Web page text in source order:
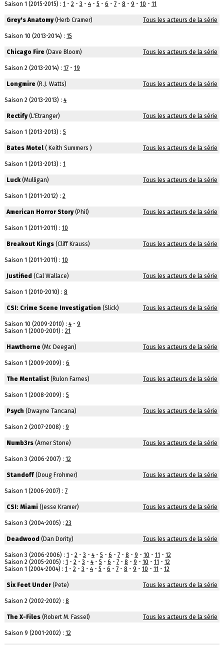
Saison 1 (2015-2015) : 1 - 2- 3 - 4- 5 - 6 - 7- 8 - 9 - 10 - 11
Grey's Anatomy(Herb Cramer) Tous les acteurs de la série
Saison 10 (2013-2014) : 15
Chicago Fire(Dave Bloom) Tous les acteurs de la série
Saison 2 (2013-2014) : 17- 19
Longmire(R.J. Watts) Tous les acteurs de la série
Saison 2 (2013-2013) : 4
Rectify(L'Etranger) Tous les acteurs de la série
Saison 1 (2013-2013) : 5
Bates Motel( Keith Summers ) Tous les acteurs de la série
Saison 1 (2013-2013) : 1
Luck(Mulligan) Tous les acteurs de la série
Saison 1 (2011-2012) : 2
American Horror Story(Phil) Tous les acteurs de la série
Saison 1 (2011-2011) : 10
Breakout Kings(Cliff Krauss) Tous les acteurs de la série
Saison 1 (2011-2011) : 10
Justified (Cal Wallace) Tous les acteurs de la série
Saison 1 (2010-2010) : 8
CSI: Crime Scene Investigation (Slick) Tous les acteurs de la série
Saison 10 (2009-2010) : 4- 9
Saison 1 (2000-2001) : 21
Hawthorne(Mr. Deegan) Tous les acteurs de la série
Saison 1 (2009-2009) : 6
The Mentalist(Rulon Farnes) Tous les acteurs de la série
Saison 1 (2008-2009) : 5
Psych (Dwayne Tancana) Tous les acteurs de la série
Saison 2 (2007-2008) : 9
Numb3rs(Arner Stone) Tous les acteurs de la série
Saison 3 (2006-2007) : 12
Standoff(Doug Frohmer) Tous les acteurs de la série
Saison 1 (2006-2007) : 7
CSI: Miami(Jesse Kramer) Tous les acteurs de la série
Saison 3 (2004-2005) : 23
Deadwood (Dan Dority) Tous les acteurs de la série
Saison 3 (2006-2006) : 1 - 2- 3 - 4- 5 - 6 - 7- 8 - 9 - 10 - 11 - 12
Saison 2 (2005-2005) : 1 - 2- 3 - 4- 5 - 6 - 7- 8 - 9 - 10 - 11 - 12
Saison 1 (2004-2004) : 1 - 2- 3 - 4- 5 - 6 - 7- 8 - 9 - 10 - 11 - 12
Six Feet Under(Pete) Tous les acteurs de la série
Saison 2 (2002-2002) : 8
The X-Files(Robert M. Fassel) Tous les acteurs de la série
Saison 9 (2001-2002) : 12